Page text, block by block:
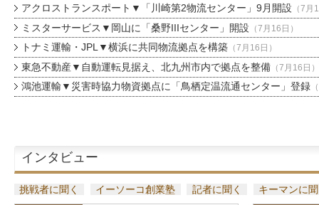
アクロストランスポート▼「川崎第2物流センター」9月開設 （7月
ミスターサービス▼岡山に「桑野IIIセンター」開設 （7月16日）
トナミ運輸・JPL▼横浜に共同物流拠点を構築（7月16日）
東急不動産▼自動運転見据え、北九州市内で拠点を整備（7月16日）
鴻池運輸▼災害時協力物資拠点に「鳥栖定温流通センター」登録
インタビュー
挑戦者に聞く イーソーコ創業塾 記者に聞く キーマンに